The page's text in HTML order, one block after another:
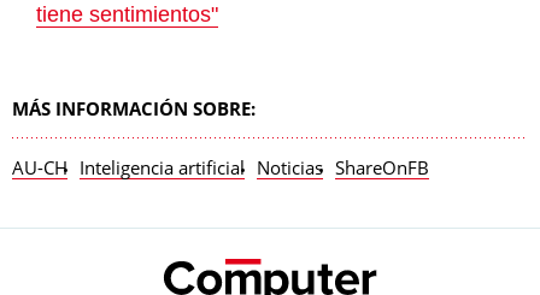
tiene sentimientos"
MÁS INFORMACIÓN SOBRE:
AU-CH Inteligencia artificial Noticias ShareOnFB